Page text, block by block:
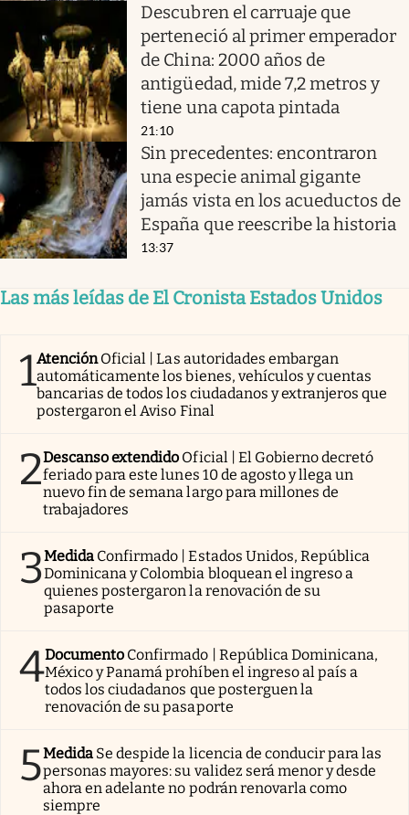
Descubren el carruaje que
perteneció al primer emperador
de China: 2000 años de
antigüedad, mide 7,2 metros y
tiene una capota pintada
21:10
Sin precedentes: encontraron
una especie animal gigante
jamás vista en los acueductos de
España que reescribe la historia
13:37
Las más leídas de El Cronista Estados Unidos
1AtenciónOficial | Las autoridades embargan
automáticamente los bienes, vehículos y cuentas
bancarias de todos los ciudadanos y extranjeros que
postergaron el Aviso Final
2Descanso extendido Oficial | El Gobierno decretó
feriado para este lunes 10 de agosto y llega un
nuevo fin de semana largo para millones de
trabajadores
3Medida Confirmado | Estados Unidos, República
Dominicana y Colombia bloquean el ingreso a
quienes postergaron la renovación de su
pasaporte
4Documento Confirmado | República Dominicana,
México y Panamá prohíben el ingreso al país a
todos los ciudadanos que posterguen la
renovación de su pasaporte
5Medida Se despide la licencia de conducir para las
personas mayores: su validez será menor y desde
ahora en adelante no podrán renovarla como
siempre